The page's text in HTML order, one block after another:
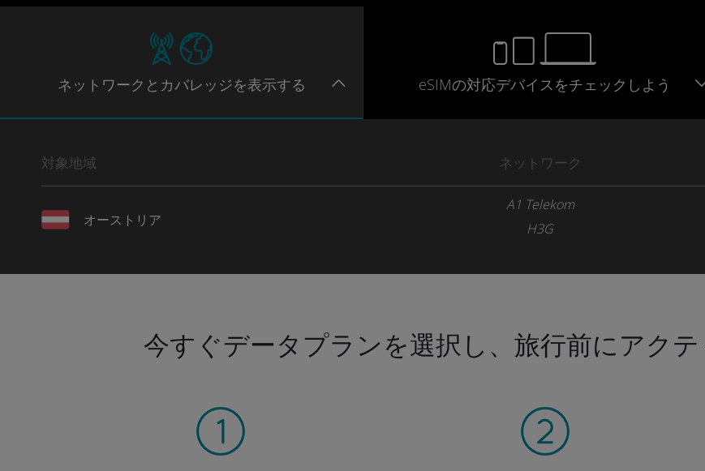
ネットワークとカバレッジを表示する eSIMの対応デバイスをチェックしよう
対象地域 ネットワーク
オーストリア
A1 Telekom
H3G
今すぐデータプランを選択し、旅行前にアク